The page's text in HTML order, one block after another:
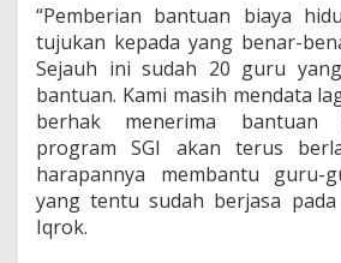
“Pemberian bantuan biaya
tujukan kepada yang benar-
Sejauh ini sudah 20 guru
bantuan. Kami masih mendata
berhak menerima bantuan
program SGI akan terus
harapannya membantu guru-
yang tentu sudah berjasa
Iqrok.